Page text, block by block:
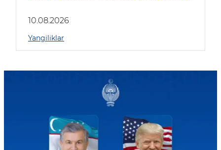
10.08.2026
Yangiliklar